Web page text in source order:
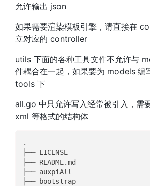
允许输出 json
如果需要渲染模板引擎，请直接在
立对应的 controller
utils 下面的各种工具文件不允许与
件耦合在一起，如果要为 models 编
tools 下
all.go 中只允许写入经常被引入，需
xml 等格式的结构体
.
├── LICENSE
├── README.md
├── auxpiAll
├── bootstrap